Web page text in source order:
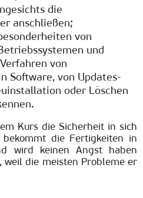
die
anschließen;
von
und
von
Software, von Updates-
oder Löschen
Kurs die Sicherheit in sich
die Fertigkeiten in
wird keinen Angst haben
weil die meisten Probleme er